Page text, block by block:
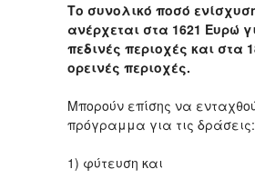
Το συνολικό ποσό
ανέρχεται στα 1621 Ευρώ
πεδινές περιοχές και στα
ορεινές περιοχές.
Μπορούν επίσης να
πρόγραμμα για τις δράσεις:
1) φύτευση και